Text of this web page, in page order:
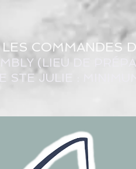
COMMANDES
(LIEU DE
STE JULIE :